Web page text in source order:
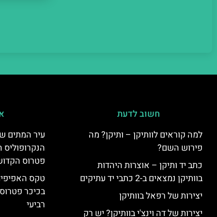
חשוב לדעת
למה קוראים לוותיקן – ותיקן? מה
פירוש השם?
כתב יד ותיקן – אוצרות היהדות
בוותיקן נמצאים ב-2 כתבי יד עתיקים
יצירות של רפאל בוותיקן
יצירות של דה וינצ'י בוותיקן? יש רק
עיר המתים
פטרוס
טקס
בכיכר
רביעי